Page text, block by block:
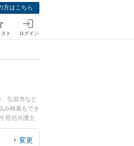
方はこちら
ト ログイン
弘前市など
み検索もでき
哲也弁護士
のトラブル解
です。変更